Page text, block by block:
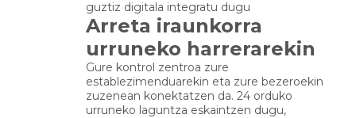
guztiz digitala integratu dugu
Arreta iraunkorra
urruneko harrerarekin
Gure kontrol zentroa zure
establezimenduarekin eta zure bezeroekin
zuzenean konektatzen da. 24 orduko
urruneko laguntza eskaintzen dugu,